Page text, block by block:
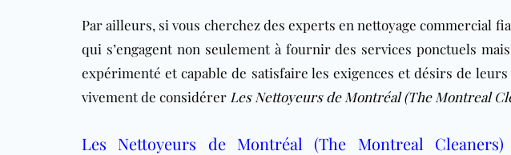
Par ailleurs, si vous cherchez des experts en nettoyage commercial
qui s’engagent non seulement à fournir des services ponctuels
expérimenté et capable de satisfaire les exigences et désirs de
vivement de considérer Les Nettoyeurs de Montréal (The Montreal
Les Nettoyeurs de Montréal (The Montreal Cleaners)